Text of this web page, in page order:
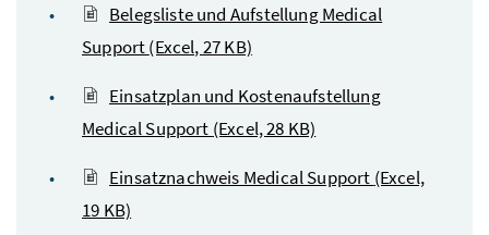
Belegsliste und Aufstellung Medical
Support(Excel, 27 KB)
Einsatzplan und Kostenaufstellung
Medical Support (Excel, 28 KB)
Einsatznachweis Medical Support (Excel,
19 KB)